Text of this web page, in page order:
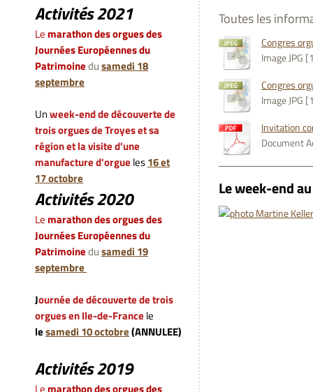
Activités 2021
Le marathon des orgues des
Journées Européennes du
Patrimoinedusamedi 18
septembre
Unweek-end de découverte de
trois orgues de Troyes et sa
région et la visite d'une
manufacture d'orgue les16 et
17 octobre
Activités 2020
Le marathon des orgues des
Journées Européennes du
Patrimoinedusamedi 19
septembre
Journée de découverte de trois
orgues en Ile-de-France le
lesamedi 10 octobre(ANNULEE)
Activités 2019
Toutes les
Congres
Image JPG
Congres
Image JPG
Invitation
Document
Le week-end